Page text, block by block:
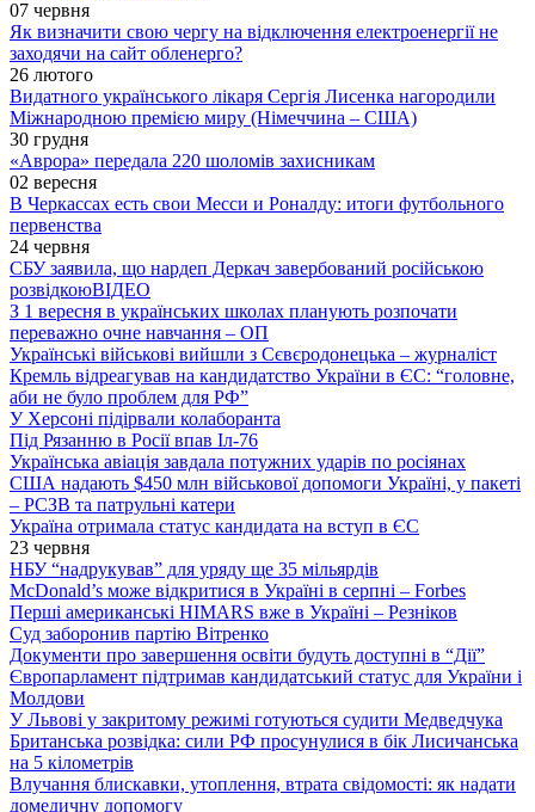
07 червня
Як визначити свою чергу на відключення електроенергії не
заходячи на сайт обленерго?
26 лютого
Видатного українського лікаря Сергія Лисенка нагородили
Міжнародною премією миру (Німеччина – США)
30 грудня
«Аврора» передала 220 шоломів захисникам
02 вересня
В Черкассах есть свои Месси и Роналду: итоги футбольного
первенства
24 червня
СБУ заявила, що нардеп Деркач завербований російською
розвідкоюВІДЕО
З 1 вересня в українських школах планують розпочати
переважно очне навчання – ОП
Українські військові вийшли з Сєвєродонецька – журналіст
Кремль відреагував на кандидатство України в ЄС: “головне,
аби не було проблем для РФ”
У Херсоні підірвали колаборанта
Під Рязанню в Росії впав Іл-76
Українська авіація завдала потужних ударів по росіянах
США надають $450 млн військової допомоги Україні, у пакеті
– РСЗВ та патрульні катери
Україна отримала статус кандидата на вступ в ЄС
23 червня
НБУ “надрукував” для уряду ще 35 мільярдів
McDonald’s може відкритися в Україні в серпні – Forbes
Перші американські HIMARS вже в Україні – Резніков
Суд заборонив партію Вітренко
Документи про завершення освіти будуть доступні в “Дії”
Європарламент підтримав кандидатський статус для України і
Молдови
У Львові у закритому режимі готуються судити Медведчука
Британська розвідка: сили РФ просунулися в бік Лисичанська
на 5 кілометрів
Влучання блискавки, утоплення, втрата свідомості: як надати
домедичну допомогу